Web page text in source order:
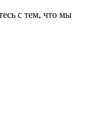
с тем, что мы